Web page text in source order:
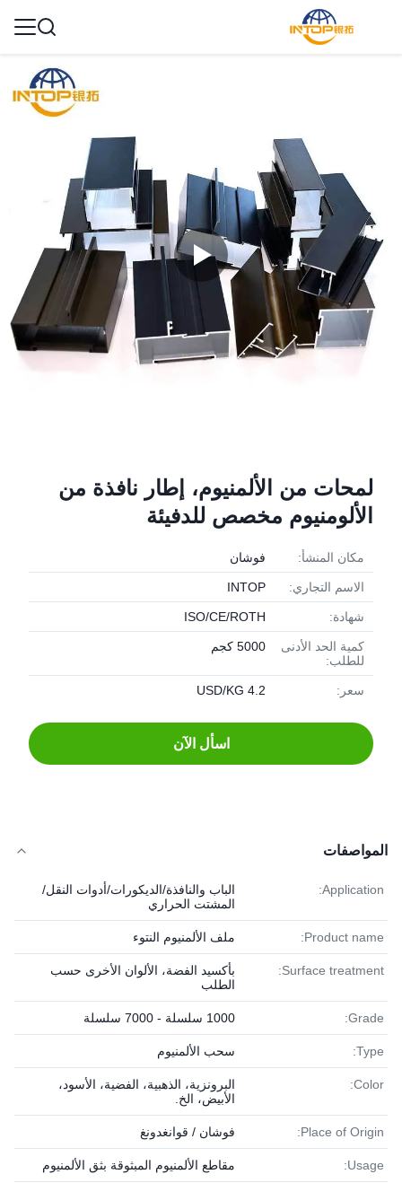
لمحات من الألمنيوم، إطار نافذة من
الألومنيوم مخصص للدفيئة
مكان المنشأ: فوشان
الاسم التجاري: INTOP
شهادة: ISO/CE/ROTH
كمية الحد الأدنى
للطلب:
5000 كجم
سعر: 4.2 USD/KG
اسأل الآن
المواصفات
Application:
الباب والنافذة/الديكورات/أدوات النقل/
المشتت الحراري
Product name: ملف الألمنيوم النتوء
Surface treatment:
بأكسيد الفضة، الألوان الأخرى حسب
الطلب
Grade: 1000 سلسلة - 7000 سلسلة
Type: سحب الألمنيوم
Color:
البرونزية، الذهبية، الفضية، الأسود،
الأبيض، الخ.
Place of Origin: فوشان / قوانغدونغ
Usage: مقاطع الألمنيوم المبثوقة بثق الألمنيوم